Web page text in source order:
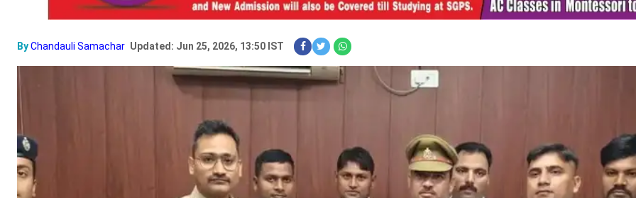
ByChandauli Samachar Updated: Jun 25, 2026, 13:50 IST